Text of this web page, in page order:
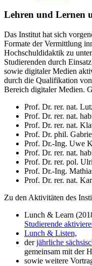
Lehren und Lernen
Das Institut hat sich
Formate der Vermittlung
Hochschuldidaktik zu
Studierenden durch
sowie digitaler Medien
durch die Qualifikation
Bereich digitaler Medien.
Prof. Dr. rer. nat.
Prof. Dr. rer. nat.
Prof. Dr. rer. nat.
Prof. Dr. phil.
Prof. Dr.-Ing. Uwe
Prof. Dr. rer. nat.
Prof. Dr. rer. pol.
Prof. Dr.-Ing.
Prof. Dr. rer. nat.
Zu den Aktivitäten des
Lunch & Learn
Studierende
Lunch & Listen,
derjährliche
gemeinsam mit der
sowie weitere